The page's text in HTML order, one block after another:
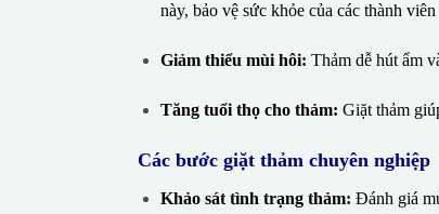
này, bảo vệ sức khỏe của các thành
Giảm thiểu mùi hôi: Thảm dễ hút ẩm
Tăng tuổi thọ cho thảm: Giặt thảm
Các bước giặt thảm chuyên nghiệp
Khảo sát tình trạng thảm: Đánh giá